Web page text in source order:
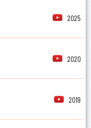
2025
2020
2019